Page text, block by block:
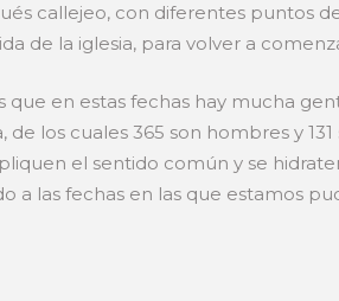
callejeo, con diferentes puntos
de la iglesia, para volver a
que en estas fechas hay mucha
los cuales 365 son hombres y
el sentido común y se
a las fechas en las que estamos